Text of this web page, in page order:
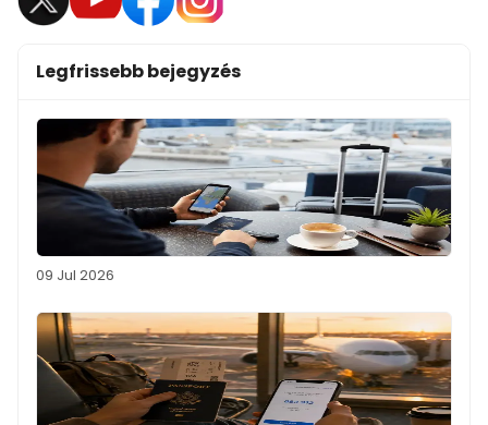
Legfrissebb bejegyzés
09 Jul 2026